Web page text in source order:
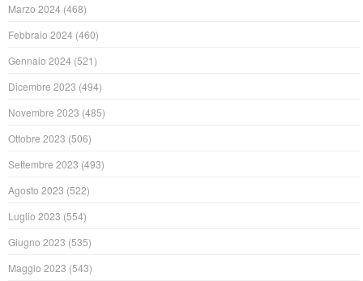
Marzo 2024 (468)
Febbraio 2024 (460)
Gennaio 2024 (521)
Dicembre 2023 (494)
Novembre 2023 (485)
Ottobre 2023 (506)
Settembre 2023 (493)
Agosto 2023 (522)
Luglio 2023 (554)
Giugno 2023 (535)
Maggio 2023 (543)